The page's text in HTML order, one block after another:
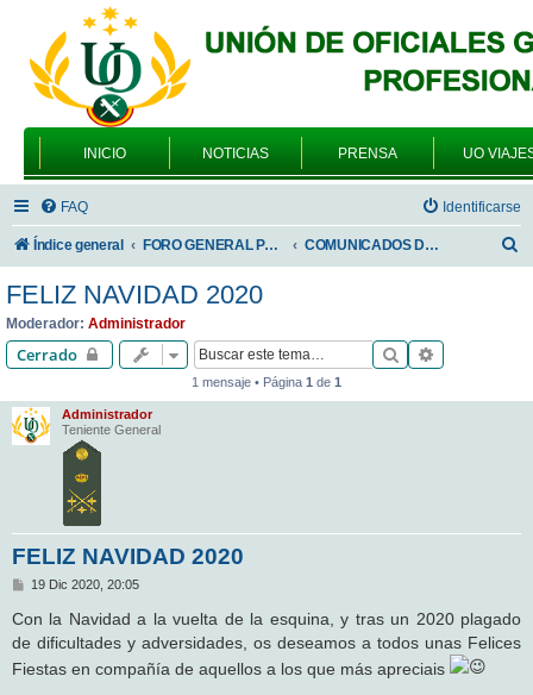
INICIO NOTICIAS PRENSA UO
FAQ Identificarse
Índice general FORO GENERAL PARA TODOS LOS USUARIOS COMUNICADOS DE LA UNIÓN DE OFICIALES
r
FELIZ NAVIDAD 2020
Moderador: Administrador
Cerrado Buscar
1 mensaje • Página 1 de 1
Administrador
Teniente General
FELIZ NAVIDAD 2020
M
n
s
a
j
e
19 Dic 2020, 20:05
Con la Navidad a la vuelta de la esquina, y tras un 2020 plagado
de dificultades y adversidades, os deseamos a todos unas Felices
Fiestas en compañía de aquellos a los que más apreciais